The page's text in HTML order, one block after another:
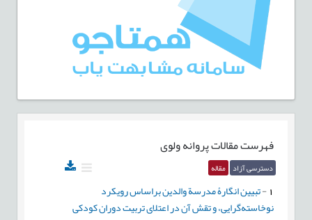
فهرست مقالاتپروانه ولوی
دسترسی آزاد مقاله
-تبیین انگارۀ مدرسة والدین براساس رویکرد
نوخاسته‌گرایی، و تقش آن در اعتلای تربیت دوران کودکی